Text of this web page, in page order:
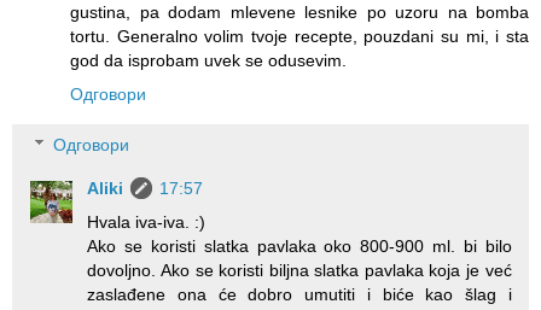
gustina, pa dodam mlevene lesnike po uzoru na bomba
tortu. Generalno volim tvoje recepte, pouzdani su mi, i sta
god da isprobam uvek se odusevim.
Одговори
Одговори
Aliki
17:57
Hvala iva-iva. :)
Ako se koristi slatka pavlaka oko 800-900 ml. bi bilo
dovoljno. Ako se koristi biljna slatka pavlaka koja je već
zaslađene ona će dobro umutiti i biće kao šlag i